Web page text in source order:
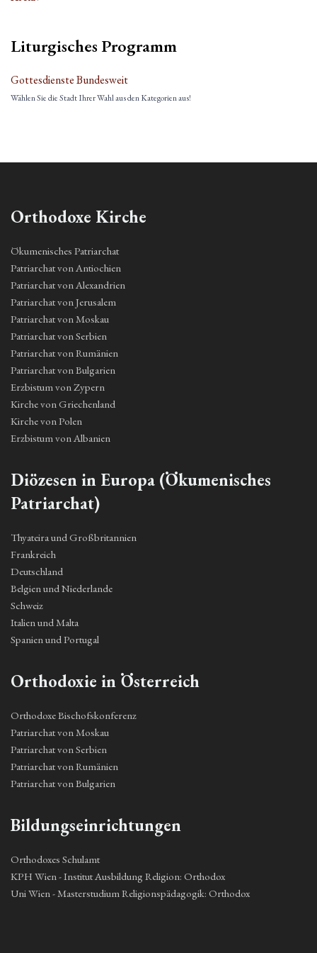
Liturgisches Programm
Gottesdienste Bundesweit
Wählen Sie die Stadt Ihrer Wahl aus den Kategorien aus!
Orthodoxe Kirche
Ökumenisches Patriarchat
Patriarchat von Antiochien
Patriarchat von Alexandrien
Patriarchat von Jerusalem
Patriarchat von Moskau
Patriarchat von Serbien
Patriarchat von Rumänien
Patriarchat von Bulgarien
Erzbistum von Zypern
Kirche von Griechenland
Kirche von Polen
Erzbistum von Albanien
Diözesen in Europa (Ökumenisches
Patriarchat)
Thyateira und Großbritannien
Frankreich
Deutschland
Belgien und Niederlande
Schweiz
Italien und Malta
Spanien und Portugal
Orthodoxie in Österreich
Orthodoxe Bischofskonferenz
Patriarchat von Moskau
Patriarchat von Serbien
Patriarchat von Rumänien
Patriarchat von Bulgarien
Bildungseinrichtungen
Orthodoxes Schulamt
KPH Wien - Institut Ausbildung Religion: Orthodox
Uni Wien - Masterstudium Religionspädagogik: Orthodox